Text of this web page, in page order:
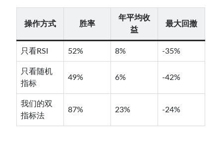
操作方式 胜率
年平均收
益
最大回撤
只看RSI 52% 8% -35%
只看随机
指标
49% 6% -42%
我们的双
指标法
87% 23% -24%